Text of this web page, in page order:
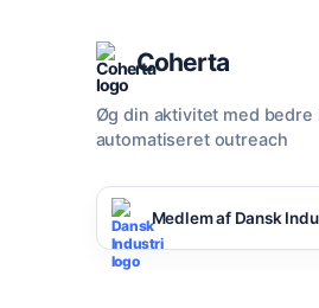
Coherta
Øg din aktivitet med bedre
automatiseret outreach
Medlem af Dansk